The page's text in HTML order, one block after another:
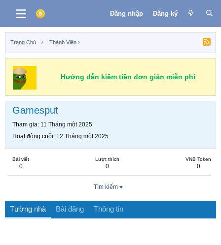
Đăng nhập Đăng ký
Trang Chủ Thành Viên
Hướng dẫn kiếm tiền đơn giản miễn phí
Gamesput
Tham gia 11 Tháng một 2025
Hoạt động cuối 12 Tháng một 2025
Bài viết
0
Lượt thích
0
VNB Token
0
Tìm kiếm
Tường nhà Bài đăng Thông tin